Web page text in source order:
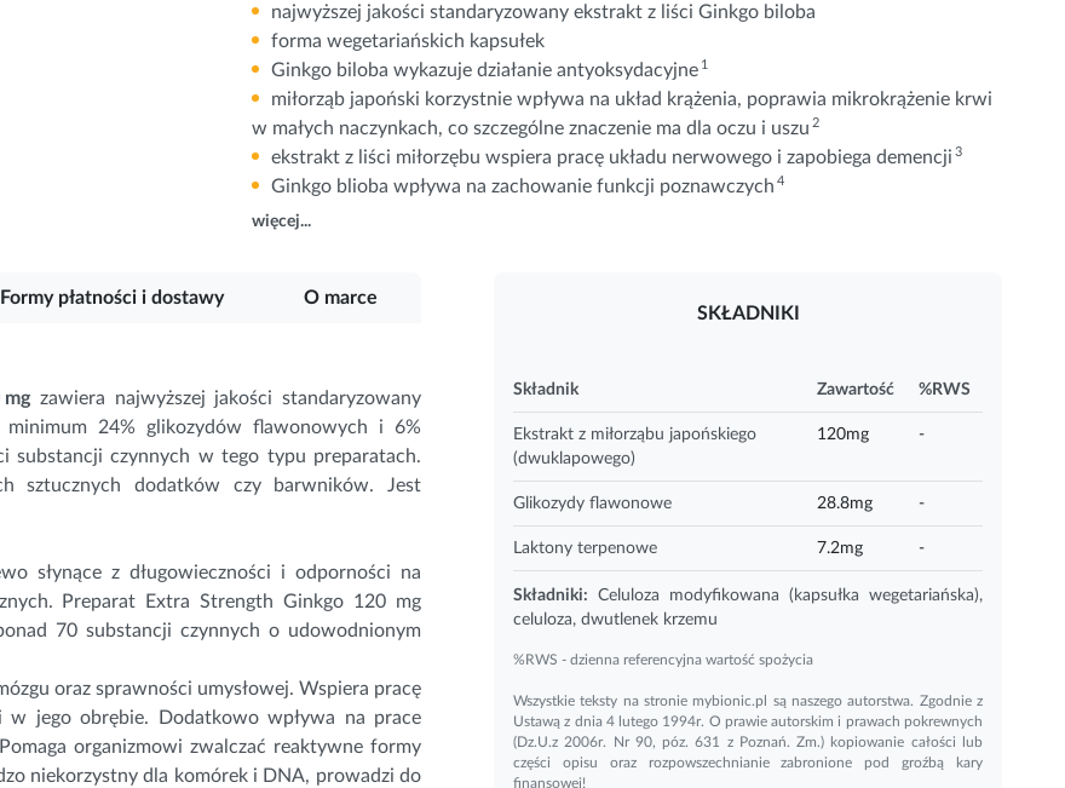
najwyższej jakości standaryzowany ekstrakt z liści Ginkgo biloba
forma wegetariańskich kapsułek
Ginkgo biloba wykazuje działanie antyoksydacyjne1
miłorząb japoński korzystnie wpływa na układ krążenia, poprawia mikrokrążenie krwi
w małych naczynkach, co szczególne znaczenie ma dla oczu i uszu2
ekstrakt z liści miłorzębu wspiera pracę układu nerwowego i zapobiega demencji3
Ginkgo blioba wpływa na zachowanie funkcji poznawczych4
więcej...
mgzawiera najwyższej jakości standaryzowany
minimum 24% glikozydów flawonowych i 6%
substancji czynnych w tego typu preparatach.
sztucznych dodatków czy barwników. Jest
słynące z długowieczności i odporności na
Preparat Extra Strength Ginkgo 120 mg
70 substancji czynnych o udowodnionym
oraz sprawności umysłowej. Wspiera pracę
w jego obrębie. Dodatkowo wpływa na prace
organizmowi zwalczać reaktywne formy
niekorzystny dla komórek i DNA, prowadzi do
Formy płatności i dostawy
O marce
SKŁADNIKI
Składnik Zawartość %RWS
Ekstrakt z miłorząbu japońskiego
(dwuklapowego)
120mg -
Glikozydy flawonowe 28.8mg -
Laktony terpenowe 7.2mg -
Składniki: Celuloza modyfikowana (kapsułka wegetariańska),
celuloza, dwutlenek krzemu
%RWS - dzienna referencyjna wartość spożycia
Wszystkie teksty na stronie mybionic.pl są naszego autorstwa. Zgodnie z
Ustawą z dnia 4 lutego 1994r. O prawie autorskim i prawach pokrewnych
(Dz.U.z 2006r. Nr 90, póz. 631 z Poznań. Zm.) kopiowanie całości lub
części opisu oraz rozpowszechnianie zabronione pod groźbą kary
finansowej!